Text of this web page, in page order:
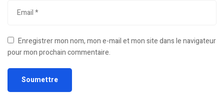
Enregistrer mon nom, mon e-mail et mon site dans le navigateur
pour mon prochain commentaire.